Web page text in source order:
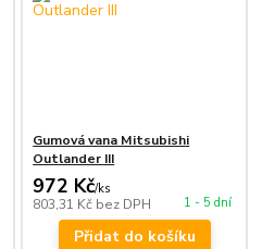
Gumová vana Mitsubishi
Outlander III
972 Kč/ks
803,31 Kč bez DPH 1 - 5 dní
Přidat do košíku